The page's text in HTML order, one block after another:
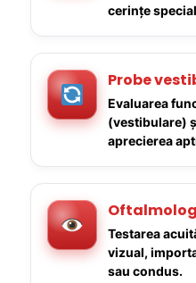
cerințe
Probe
Evaluarea
(vestibulare)
aprecierea
Testarea
vizual,
sau condus.